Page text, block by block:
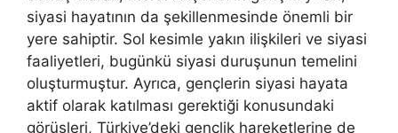
siyasi hayatının da şekillenmesinde önemli bir
yere sahiptir. Sol kesimle yakın ilişkileri ve siyasi
faaliyetleri, bugünkü siyasi duruşunun temelini
oluşturmuştur. Ayrıca, gençlerin siyasi hayata
aktif olarak katılması gerektiği konusundaki
görüşleri, Türkiye’deki gençlik hareketlerine de